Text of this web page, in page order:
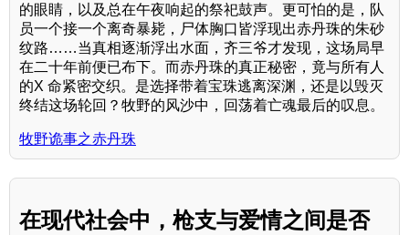
的眼睛，以及总在午夜响起的祭祀鼓声。更可怕的是，队
员一个接一个离奇暴毙，尸体胸口皆浮现出赤丹珠的朱砂
纹路……当真相逐渐浮出水面，齐三爷才发现，这场局早
在二十年前便已布下。而赤丹珠的真正秘密，竟与所有人
的X 命紧密交织。是选择带着宝珠逃离深渊，还是以毁灭
终结这场轮回？牧野的风沙中，回荡着亡魂最后的叹息。
牧野诡事之赤丹珠
在现代社会中，枪支与爱情之间是否